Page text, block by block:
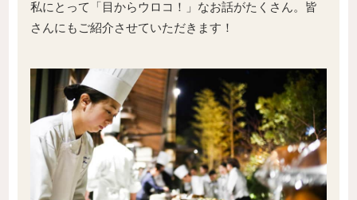
私にとって「目からウロコ！」なお話がたくさん。皆
さんにもご紹介させていただきます！